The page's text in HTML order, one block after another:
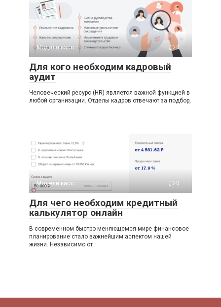
Модели касс 0
Для кого необходим кадровый
аудит
Человеческий ресурс (HR) является важной функцией в
любой организации. Отделы кадров отвечают за подбор,
Модели касс 0
Для чего необходим кредитный
калькулятор онлайн
В современном быстро меняющемся мире финансовое
планирование стало важнейшим аспектом нашей
жизни. Независимо от